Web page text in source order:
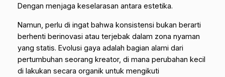
Dengan menjaga keselarasan antara estetika.
Namun, perlu di ingat bahwa konsistensi bukan berarti
berhenti berinovasi atau terjebak dalam zona nyaman
yang statis. Evolusi gaya adalah bagian alami dari
pertumbuhan seorang kreator, di mana perubahan kecil
di lakukan secara organik untuk mengikuti